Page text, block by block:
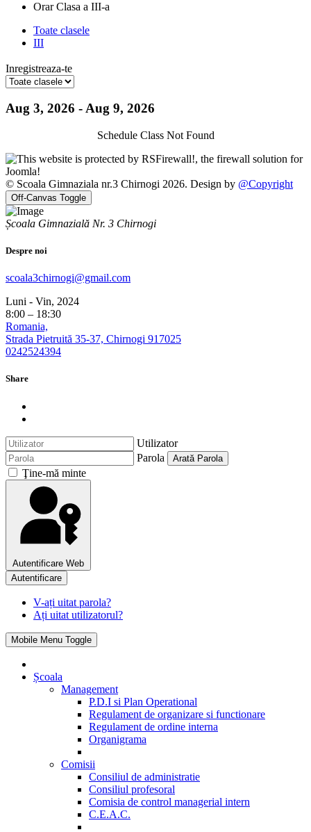
Orar Clasa a III-a
Toate clasele
III
Inregistreaza-te
Aug 3, 2026 - Aug 9, 2026
Schedule Class Not Found
© Scoala Gimnaziala nr.3 Chirnogi 2026. Design by @Copyright
Off-Canvas Toggle
Școala Gimnazială Nr. 3 Chirnogi
Despre noi
scoala3chirnogi@gmail.com
Luni - Vin, 2024
8:00 – 18:30
Romania,
Strada Pietruită 35-37, Chirnogi 917025
0242524394
Share
Utilizator
Parola
Arată Parola
Ţine-mă minte
Autentificare Web
Autentificare
V-ați uitat parola?
Ați uitat utilizatorul?
Mobile Menu Toggle
Școala
Management
P.D.I si Plan Operational
Regulament de organizare si functionare
Regulament de ordine interna
Organigrama
Comisii
Consiliul de administratie
Consiliul profesoral
Comisia de control managerial intern
C.E.A.C.